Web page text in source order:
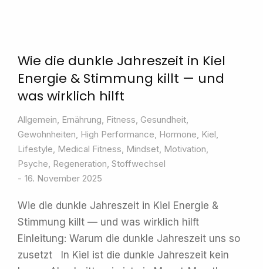
Wie die dunkle Jahreszeit in Kiel
Energie & Stimmung killt — und
was wirklich hilft
Allgemein, Ernährung, Fitness, Gesundheit,
Gewohnheiten, High Performance, Hormone, Kiel,
Lifestyle, Medical Fitness, Mindset, Motivation,
Psyche, Regeneration, Stoffwechsel
16. November 2025
Wie die dunkle Jahreszeit in Kiel Energie &
Stimmung killt — und was wirklich hilft
Einleitung: Warum die dunkle Jahreszeit uns so
zusetzt In Kiel ist die dunkle Jahreszeit kein